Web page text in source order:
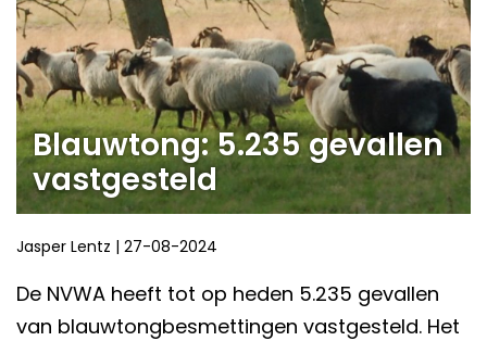
Blauwtong: 5.235 gevallen
vastgesteld
Jasper Lentz | 27-08-2024
De NVWA heeft tot op heden 5.235 gevallen
van blauwtongbesmettingen vastgesteld. Het